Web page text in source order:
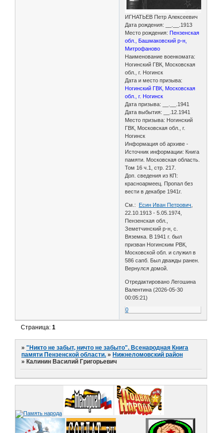
ИГНАТЬЕВ Петр Алексеевич
Дата рождения: __.__.1913
Место рождения:Пензенская
обл., Башмаковский р-н,
Митрофаново
Наименование военкомата:
Ногинский ГВК, Московская
обл., г. Ногинск
Дата и место призыва:
Ногинский ГВК, Московская
обл., г. Ногинск
Дата призыва: __.__.1941
Дата выбытия: __.12.1941
Место призыва: Ногинский
ГВК, Московская обл., г.
Ногинск
Информация об архиве -
Источник информации: Книга
памяти. Московская область.
Том 16 ч.1, стр. 217.
Доп. сведения из КП:
красноармеец. Пропал без
вести в декабре 1941г.
См.: Есин Иван Петрович
22.10.1913 - 5.05.1974,
Пензенская обл.,
Земетчинский р-н, с.
Вяземка. В 1941 г. был
призван Ногинским РВК,
Московской обл. и служил в
586 сапб. Был дважды ранен.
Вернулся домой.
Отредактировано Легошина
Валентина (2026-05-30
00:05:21)
0
Страница:1
»"Никто не забыт, ничто не забыто". Всенародная Книга
памяти Пензенской области. » Нижнеломовский район
» Калинин Василий Григорьевич